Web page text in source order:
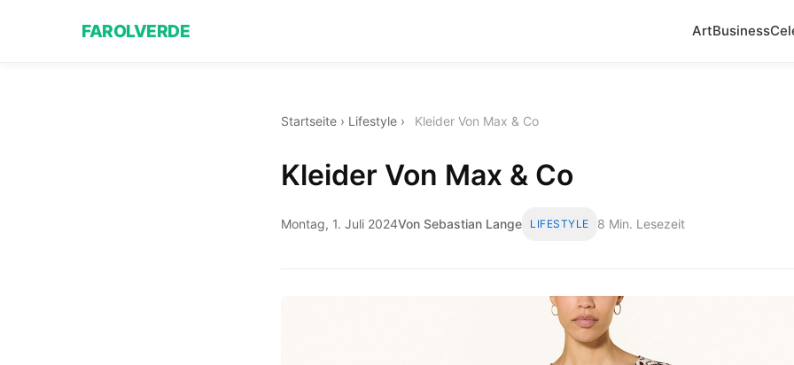
FAROLVERDE ArtBusiness
Startseite › Lifestyle › Kleider Von Max & Co
Kleider Von Max & Co
Montag, 1. Juli 2024Von Sebastian Lange LIFESTYLE 8 Min. Lesezeit